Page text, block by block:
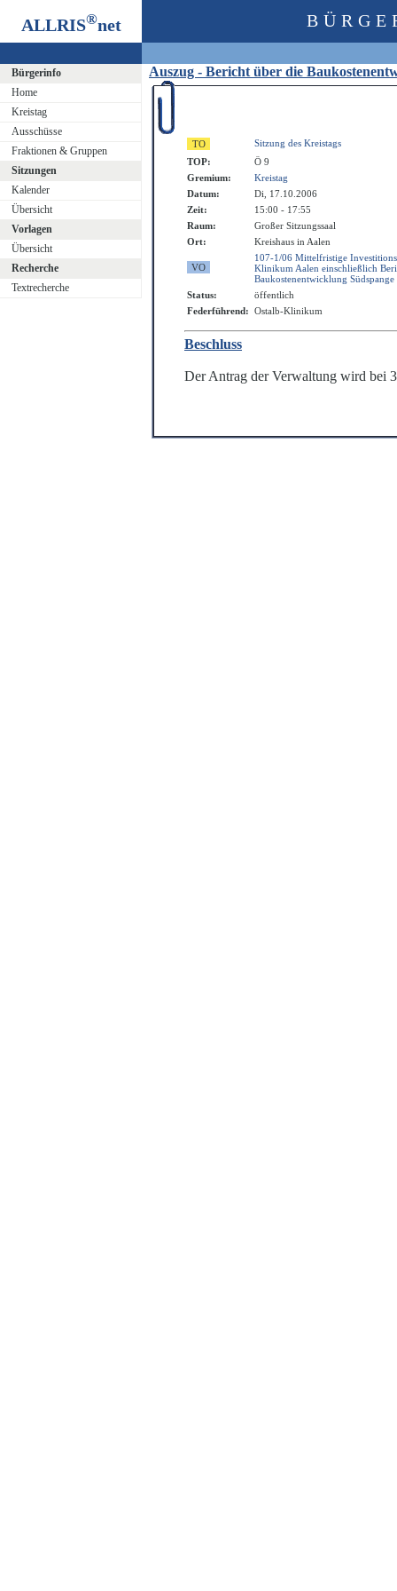
ALLRIS®net
Bürgerinfo
Home
Kreistag
Ausschüsse
Fraktionen & Gruppen
Sitzungen
Kalender
Übersicht
Vorlagen
Übersicht
Recherche
Textrecherche
Auszug - Bericht über die
Sitzung des Kreistags
TOP:
Ö 9
Gremium:
Kreistag
Datum:
Di, 17.10.2006
Zeit:
15:00 - 17:55
Raum:
Großer Sitzungssaal
Ort:
Kreishaus in Aalen
107-1/06 Mittelfristige
Klinikum Aalen einschließlich
Baukostenentwicklung Südspange
Status:
öffentlich
Federführend: Ostalb-Klinikum
Beschluss
Der Antrag der Verwaltung wird bei